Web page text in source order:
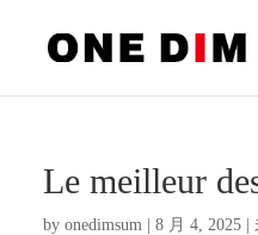
Le meilleur
byonedimsum |8 月 4, 2025 |